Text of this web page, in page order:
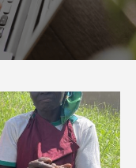
OEM:コスト削減の
2024.09.19